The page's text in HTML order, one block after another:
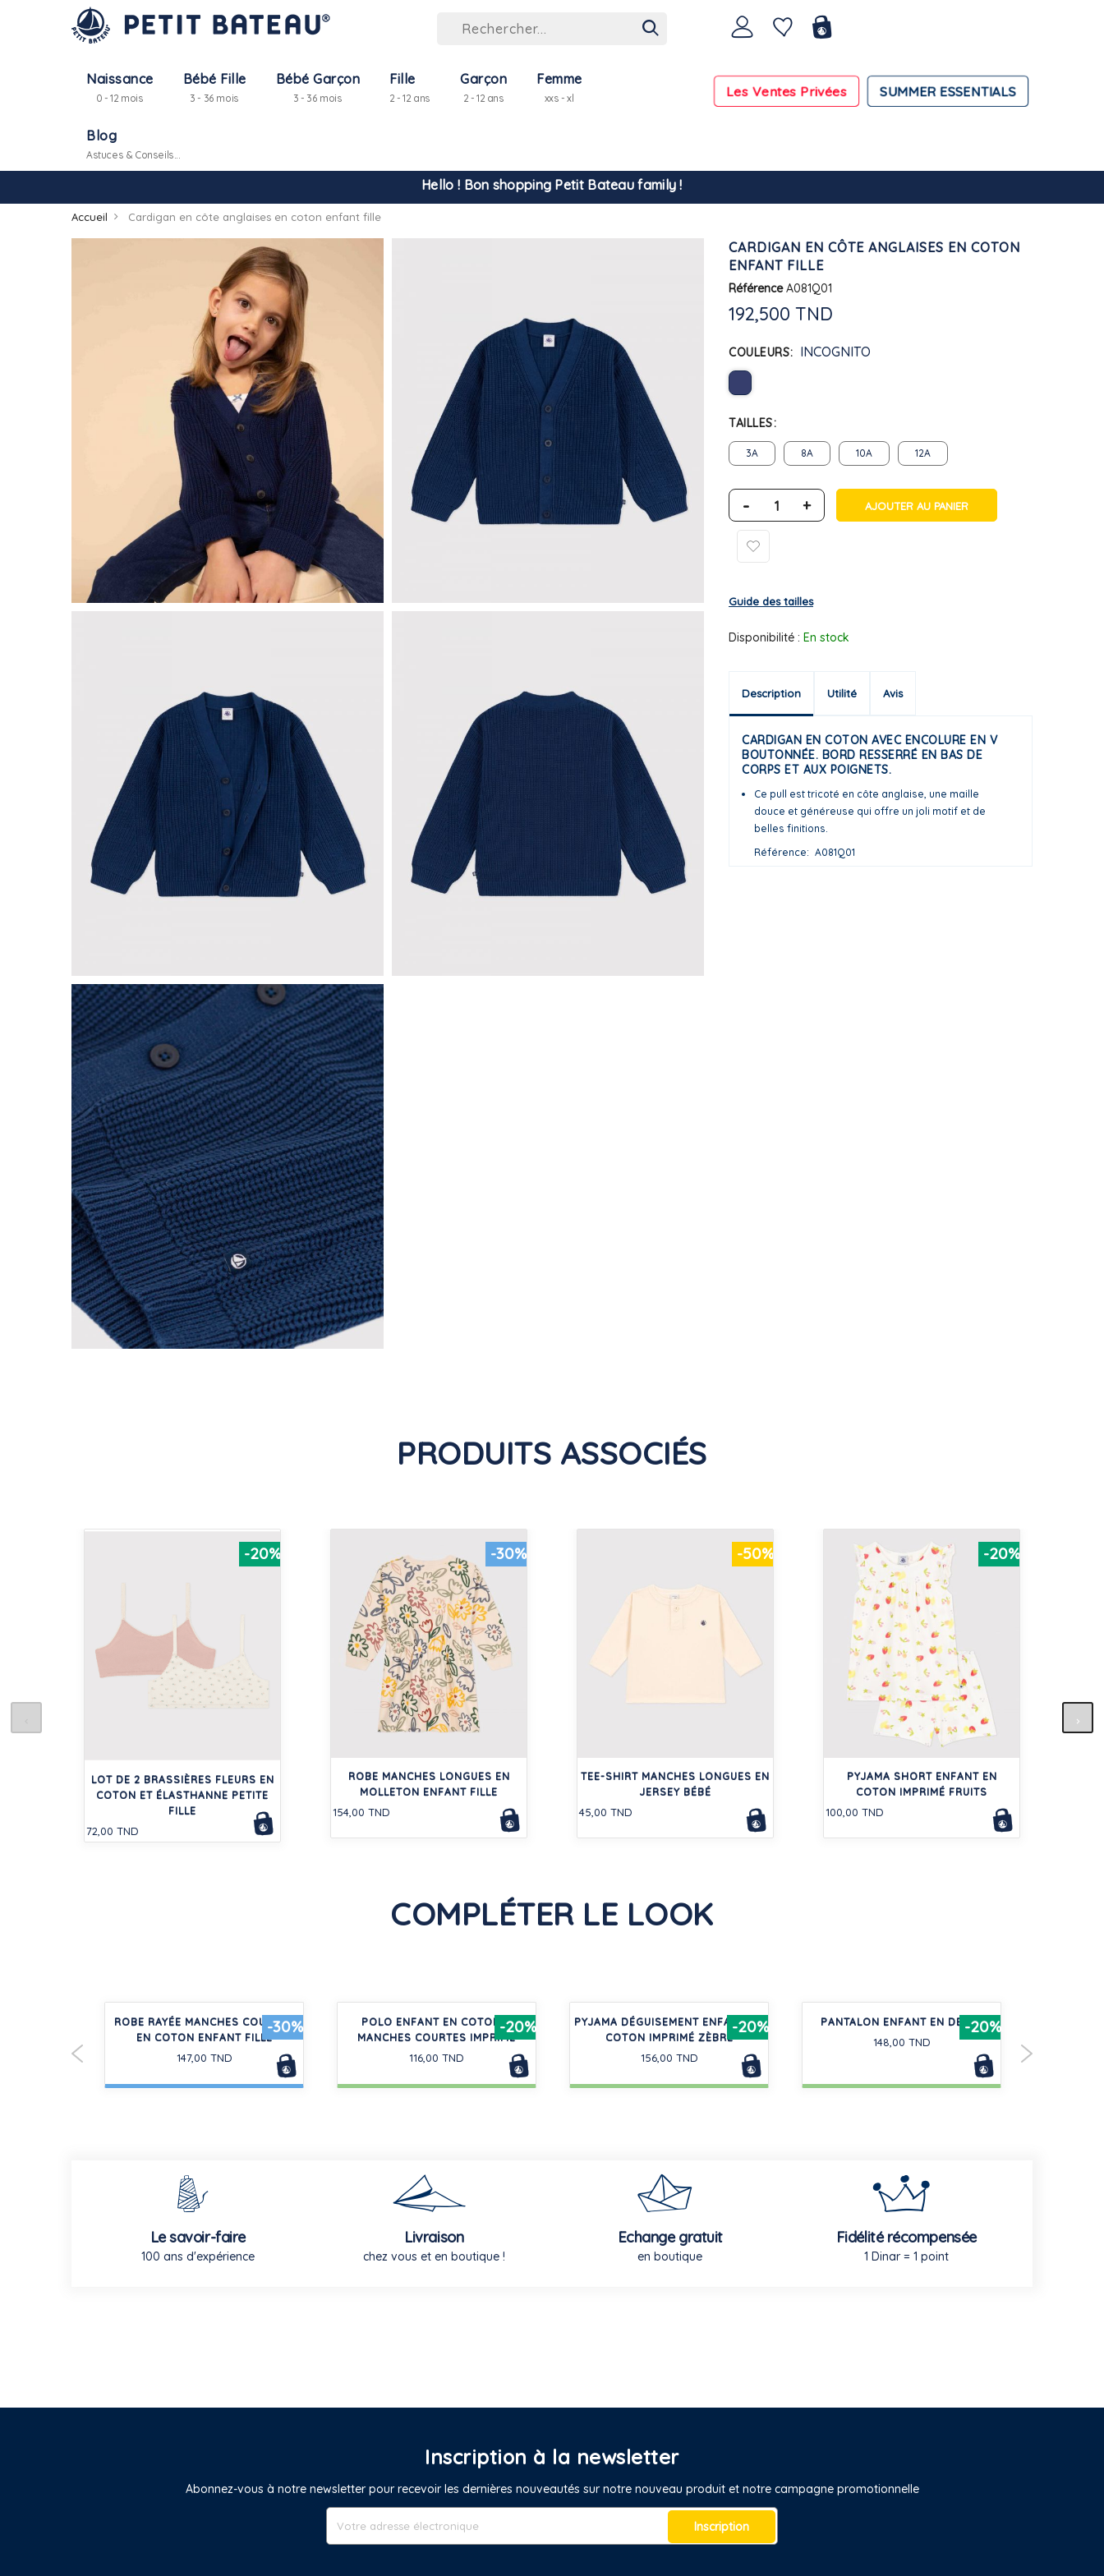
Naissance
0 - 12 mois
Bébé Fille
3 - 36 mois
Bébé Garçon
3 - 36 mois
Fille
2 - 12 ans
Garçon
2 - 12 ans
Femme
xxs - xl SUMMER ESSENTIALS
Les Ventes Privées
Blog
Astuces & Conseils...
La livraison est assurée partout en Tunisie !
-10% pour tout paiement par carte bancaire (hors promo)
Accueil Cardigan en côte anglaises en coton enfant fille
CARDIGAN EN CÔTE ANGLAISES EN COTON
ENFANT FILLE
Référence A081Q01
192,500 TND
COULEURS INCOGNITO
TAILLES
3A 8A 10A 12A
- + AJOUTER AU PANIER
Guide des tailles
Disponibilité : En stock
Description Utilité Avis
CARDIGAN EN COTON AVEC ENCOLURE EN V
BOUTONNÉE. BORD RESSERRÉ EN BAS DE
CORPS ET AUX POIGNETS.
Ce pull est tricoté en côte anglaise, une maille
douce et généreuse qui offre un joli motif et de
belles finitions.
Référence
A081Q01
PRODUITS ASSOCIÉS
-20%
LOT DE 2 BRASSIÈRES FLEURS EN
COTON ET ÉLASTHANNE PETITE
FILLE
72,00 TND
-30%
ROBE MANCHES LONGUES EN
MOLLETON ENFANT FILLE
154,00 TND
-50%
TEE-SHIRT MANCHES LONGUES EN
JERSEY BÉBÉ
45,00 TND
-20%
PYJAMA SHORT ENFANT EN
COTON IMPRIMÉ FRUITS
100,00 TND
COMPLÉTER LE LOOK
-30%
ROBE RAYÉE MANCHES COURTES
EN COTON ENFANT FILLE
147,00 TND
-20%
POLO ENFANT EN COTON À
MANCHES COURTES IMPRIMÉ
116,00 TND
-20%
PYJAMA DÉGUISEMENT ENFANT EN
COTON IMPRIMÉ ZÈBRE
156,00 TND
-20%
PANTALON ENFANT EN DENIM
148,00 TND
Le savoir-faire
100 ans d'expérience
Livraison
chez vous et en boutique !
Echange gratuit
en boutique
Fidélité récompensée
1 Dinar = 1 point
Inscription à la newsletter
Abonnez-vous à notre newsletter pour recevoir les dernières nouveautés sur notre nouveau produit et notre campagne promotionnelle
Inscription